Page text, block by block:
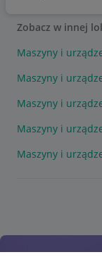
Zobacz w innej
Maszyny i
Maszyny i
Maszyny i
Maszyny i
Maszyny i